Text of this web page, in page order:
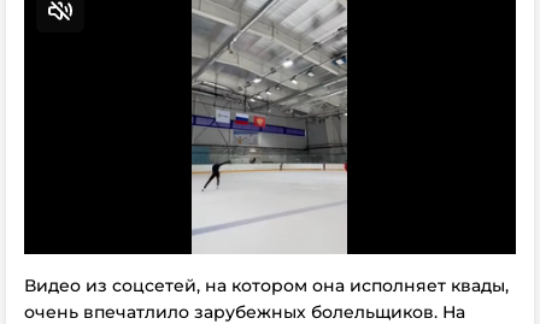
Видео из соцсетей, на котором она исполняет квады,
очень впечатлило зарубежных болельщиков. На